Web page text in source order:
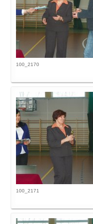
100_2170
100_2171